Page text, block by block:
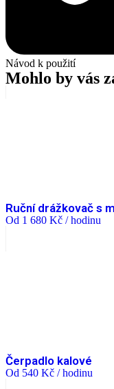
Návod k použití
Mohlo by vás
Ruční drážkovač s
Od 1 680 Kč / hodinu
Čerpadlo kalové
Od 540 Kč / hodinu